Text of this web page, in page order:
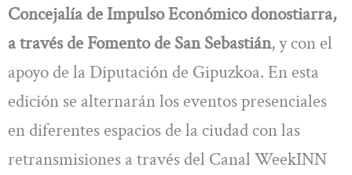
Concejalía de Impulso Económico donostiarra,
a través de Fomento de San Sebastián, y con el
apoyo de la Diputación de Gipuzkoa. En esta
edición se alternarán los eventos presenciales
en diferentes espacios de la ciudad con las
retransmisiones a través del Canal WeekINN